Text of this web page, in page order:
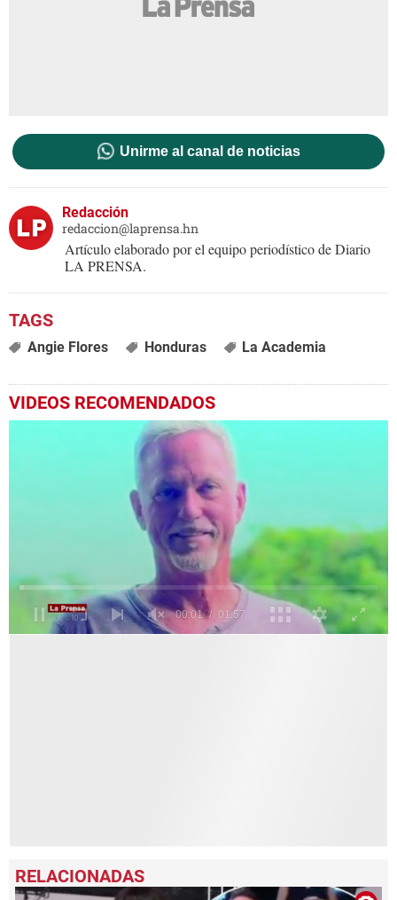
Unirme al canal de noticias
Redacción
redaccion@laprensa.hn
Artículo elaborado por el equipo periodístico de Diario
LA PRENSA.
Angie Flores Honduras La Academia
VIDEOS RECOMENDADOS